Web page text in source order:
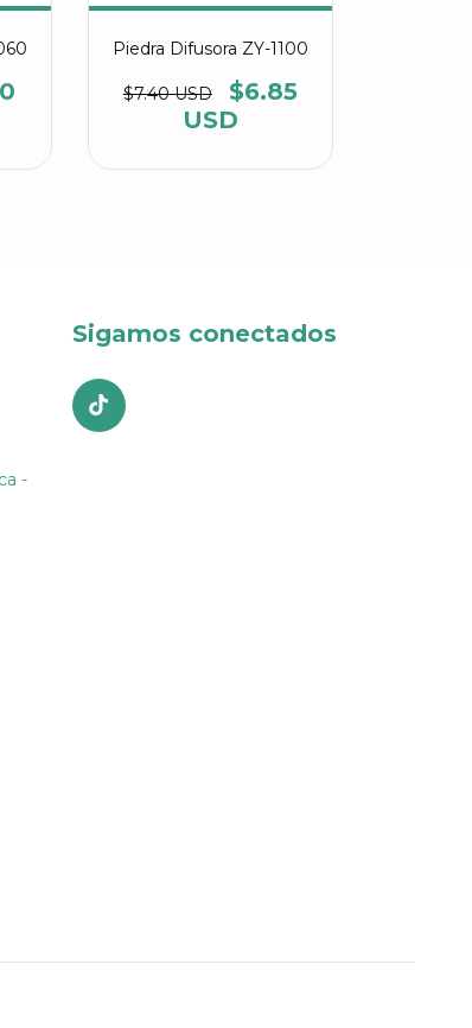
Piedra Difusora ZY-1100
$7.40 USD
$6.85
USD
-
Sigamos conectados